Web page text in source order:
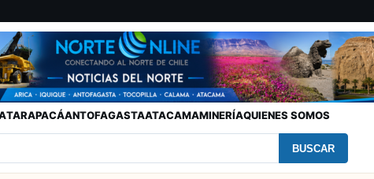
TARAPACÁANTOFAGASTAATACAMAMINERÍAQUIENES SOMOS
BUSCAR